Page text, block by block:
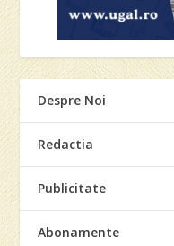
Despre Noi
Redactia
Publicitate
Abonamente